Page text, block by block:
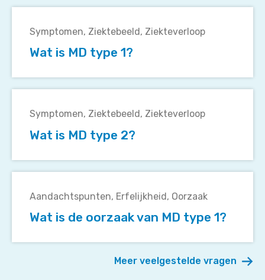
type
Symptomen Ziektebeeld Ziekteverloop
Wat is MD type 1?
type
Symptomen Ziektebeeld Ziekteverloop
Wat is MD type 2?
oorzaak
Aandachtspunten Erfelijkheid Oorzaak
Wat is de oorzaak van MD type 1?
Meer veelgestelde vragen